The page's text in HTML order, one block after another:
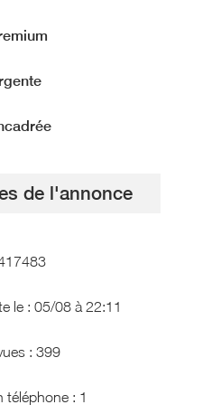
de l'annonce
le : 05/08 à 22:11
: 399
téléphone : 1